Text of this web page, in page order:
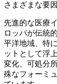
さまざまな要
先進的な医療
ロッパが伝統
平洋地域、特
ットとして浮
変化、可処分
殊なフォーミ